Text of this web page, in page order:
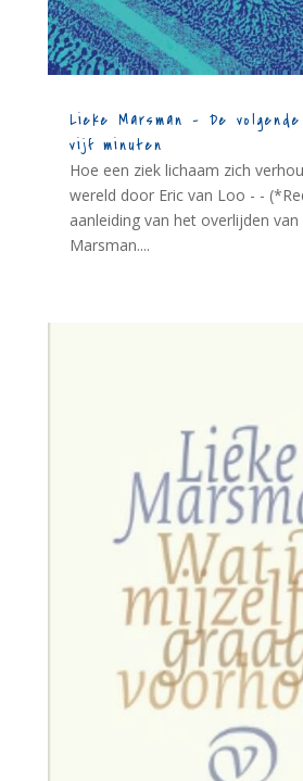
Lieke Marsman – De
vijf minuten
Hoe een ziek lichaam zich
wereld door Eric van Loo - -
aanleiding van het overlijden van
Marsman....